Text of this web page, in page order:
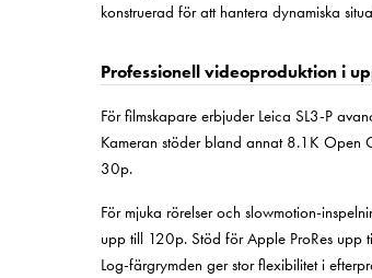
konstruerad för att hantera dynamiska
Professionell videoproduktion i
För filmskapare erbjuder Leica SL3-P
Kameran stöder bland annat 8.1K
30p.
För mjuka rörelser och slowmotion-
upp till 120p. Stöd för Apple ProRes upp
Log-färgrymden ger stor flexibilitet i